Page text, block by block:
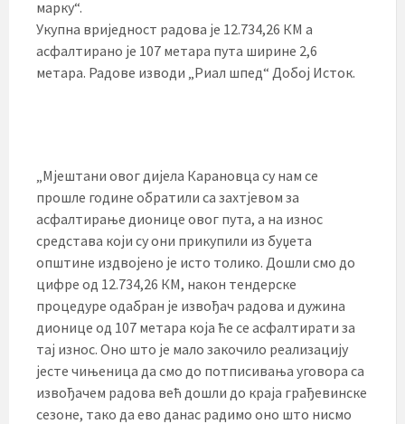
марку“.
Укупна вриједност радова је 12.734,26 КМ а
асфалтирано је 107 метара пута ширине 2,6
метара. Радове изводи „Риал шпед“ Добој Исток.
„Мјештани овог дијела Карановца су нам се
прошле године обратили са захтјевом за
асфалтирање дионице овог пута, а на износ
средстава који су они прикупили из буџета
општине издвојено је исто толико. Дошли смо до
цифре од 12.734,26 КМ, након тендерске
процедуре одабран је извођач радова и дужина
дионице од 107 метара која ће се асфалтирати за
тај износ. Оно што је мало закочило реализацију
јесте чињеница да смо до потписивања уговора са
извођачем радова већ дошли до краја грађевинске
сезоне, тако да ево данас радимо оно што нисмо